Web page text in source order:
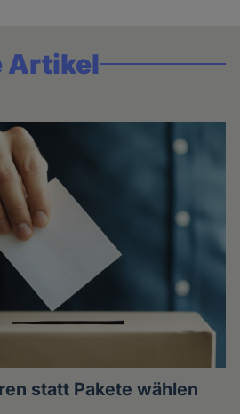
Artikel
statt Pakete wählen